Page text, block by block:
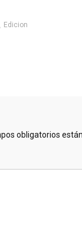
Edicion
obligatorios